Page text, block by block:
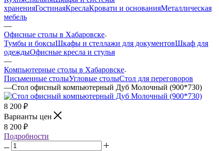
храненияГостинаяКреслаКровати и основанияМеталлическая
мебель
—
Офисные столы в Хабаровске
Тумбы и боксыШкафы и стеллажи для документовШкаф для
одеждыОфисные кресла и стулья
—
Компьютерные столы в Хабаровске
Письменные столыУгловые столыСтол для переговоров
—Стол офисный компьютерный Дуб Молочный (900*730)
8 200 ₽
Варианты цен
8 200 ₽
Подробности